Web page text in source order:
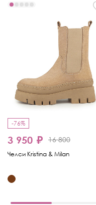
-76%
3 950 ₽ 16 800
Челси Kristina & Milan